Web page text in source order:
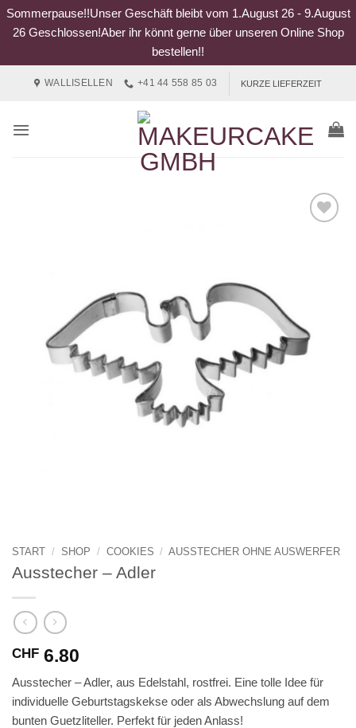
Sommerpause!!Unser Geschäft bleibt vom 1.August 26 - 9.August
26 Geschlossen!Aber ihr könnt gerne über unseren Online Shop
bestellen!!
WALLISELLEN +41 44 558 85 03 KURZE LIEFERZEIT
START / SHOP / COOKIES / AUSSTECHER OHNE AUSWERFER
Ausstecher – Adler
CHF 6.80
Ausstecher – Adler, aus Edelstahl, rostfrei. Eine tolle Idee für
individuelle Geburtstagskekse oder als Abwechslung auf dem
bunten Guetzliteller. Perfekt für jeden Anlass!